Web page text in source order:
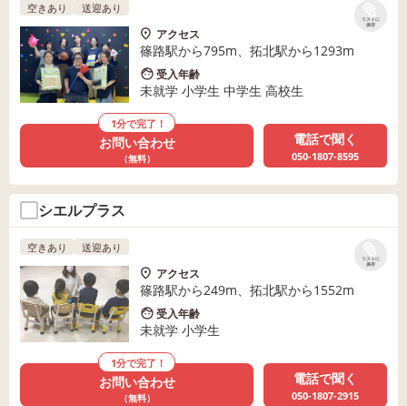
リストに
保存
空きあり 送迎あり
アクセス
篠路駅から795m、拓北駅から1293m
受入年齢
未就学 小学生 中学生 高校生
1分で完了！
お問い合わせ
（無料）
電話で聞く
050-1807-8595
シエルプラス
リストに
保存
空きあり 送迎あり
アクセス
篠路駅から249m、拓北駅から1552m
受入年齢
未就学 小学生
1分で完了！
お問い合わせ
（無料）
電話で聞く
050-1807-2915